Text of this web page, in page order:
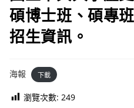
碩博士班、碩專
招生資訊。
海報 下載
瀏覽次數: 249